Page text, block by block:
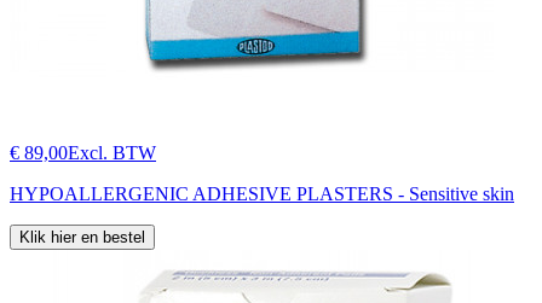
€ 89,00Excl. BTW
HYPOALLERGENIC ADHESIVE PLASTERS - Sensitive skin
Klik hier en bestel